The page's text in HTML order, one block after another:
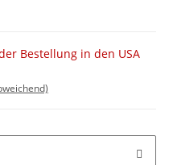
Bestellung in den USA